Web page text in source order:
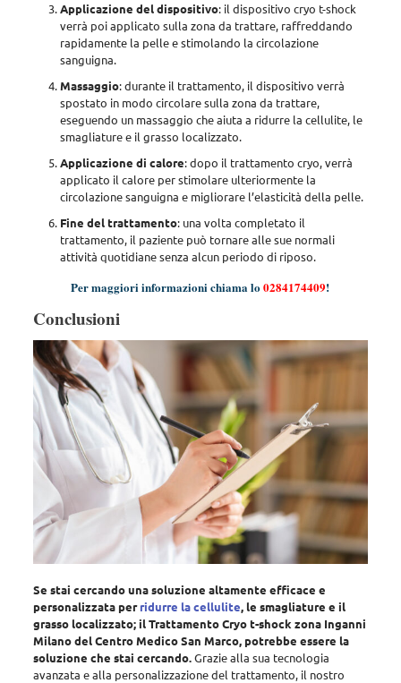
Applicazione del dispositivo: il dispositivo cryo t-shock
verrà poi applicato sulla zona da trattare, raffreddando
rapidamente la pelle e stimolando la circolazione
sanguigna.
Massaggio: durante il trattamento,il dispositivo verrà
spostato in modo circolare sulla zona da trattare,
eseguendo un massaggio che aiuta a ridurre la cellulite, le
smagliature e il grasso localizzato.
Applicazione di calore:dopo il trattamento cryo, verrà
applicato il calore per stimolare ulteriormente la
circolazione sanguigna e migliorare l’elasticità della pelle.
Fine del trattamento: una volta completato il
trattamento, il paziente può tornare alle sue normali
attività quotidiane senza alcun periodo di riposo.
Per maggiori informazioni chiama lo0284174409!
Conclusioni
Se stai cercando una soluzione altamente efficace e
personalizzata perridurre la cellulite, le smagliature e il
grasso localizzato; il Trattamento Cryo t-shock zona Inganni
Milano del Centro Medico San Marco, potrebbe essere la
soluzione che stai cercando.Grazie alla sua tecnologia
avanzata e alla personalizzazione del trattamento, il nostro